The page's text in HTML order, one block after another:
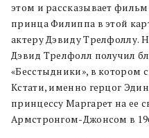
этом и рассказывает
принца Филиппа в этой
актеру Дэвиду Трелфоллу.
Дэвид Трелфолл получил
«Бесстыдники», в котором
Кстати, именно герцог
принцессу Маргарет на ее
Армстронгом-Джонсом в